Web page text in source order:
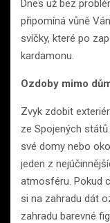
Dnes už bez
připomíná vůně
svíčky, které po
kardamonu.
Ozdoby mimo
Zvyk zdobit
ze Spojených
své domy nebo
jeden z
atmosféru. Pokud
si na zahradu dát
zahradu barevné